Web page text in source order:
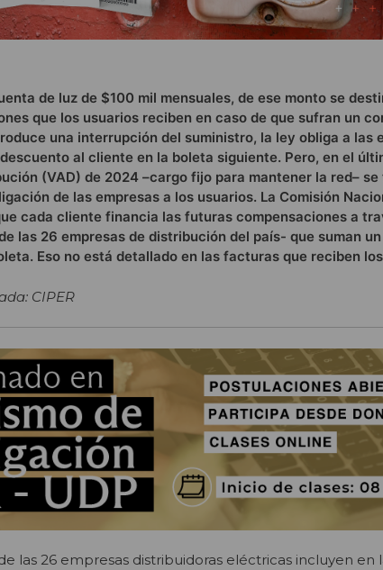
de luz de $100 mil mensuales, de ese monto se
que los usuarios reciben en caso de que sufran un
una interrupción del suministro, la ley obliga a las
al cliente en la boleta siguiente. Pero, en el
(VAD) de 2024 –cargo fijo para mantener la red– se
de las empresas a los usuarios. La Comisión
cada cliente financia las futuras compensaciones a
las 26 empresas de distribución del país- que suman
Eso no está detallado en las facturas que reciben
CIPER
las 26 empresas distribuidoras eléctricas incluyen en